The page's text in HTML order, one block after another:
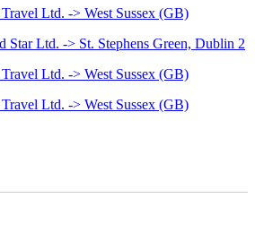
Ltd. -> West Sussex (GB)
Star Ltd. -> St. Stephens Green, Dublin 2
Ltd. -> West Sussex (GB)
Ltd. -> West Sussex (GB)